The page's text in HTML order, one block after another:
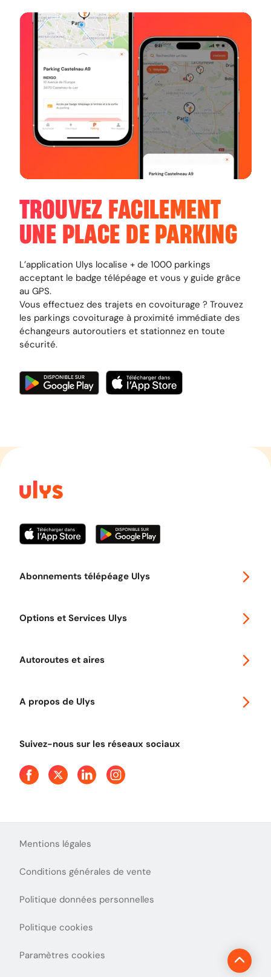
TROUVEZ FACILEMENT
UNE PLACE DE PARKING
L’application Ulys localise + de 1000 parkings
acceptant le badge télépéage et vous y guide grâce
au GPS.
Vous effectuez des trajets en covoiturage ? Trouvez
les parkings covoiturage à proximité immédiate des
échangeurs autoroutiers et stationnez en toute
sécurité.
Abonnements télépéage Ulys
Options et Services Ulys
Autoroutes et aires
A propos de Ulys
Presse
Suivez-nous sur les réseaux sociaux
Mentions légales
Conditions générales de vente
Politique données personnelles
Politique cookies
Paramètres cookies